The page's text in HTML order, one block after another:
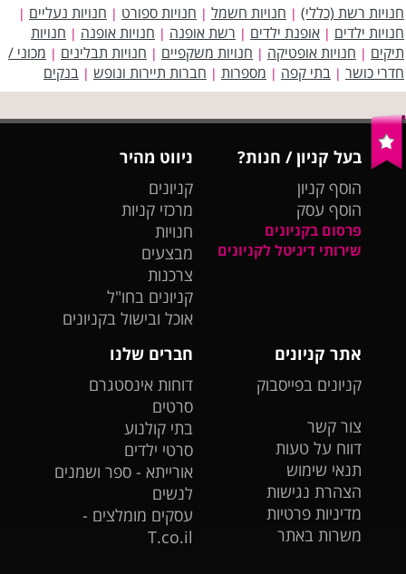
חנויות רשת (כללי) | חנויות חשמל | חנויות ספורט | חנויות נעליים |
חנויות ילדים | אופנת ילדים | רשת אופנה | חנויות אופנה | חנויות
תיקים | חנויות אופטיקה | חנויות משקפיים | חנויות תבלינים | מכוני /
חדרי כושר | בתי קפה | מספרות | חברות תיירות ונופש | בנקים
בעל קניון / חנות?
הוסף קניון
הוסף עסק
פרסום בקניונים
שירותי דיגיטל לקניונים
ניווט מהיר
קניונים
מרכזי קניות
חנויות
מבצעים
צרכנות
קניונים בחו"ל
אוכל ובישול בקניונים
אתר קניונים
קניונים בפייסבוק
צור קשר
דווח על טעות
תנאי שימוש
הצהרת נגישות
מדיניות פרטיות
משרות באתר
חברים שלנו
דוחות אינסטגרם
סרטים
בתי קולנוע
סרטי ילדים
אורייתא - ספר ושמנים
לנשים
עסקים מומלצים -
T.co.il